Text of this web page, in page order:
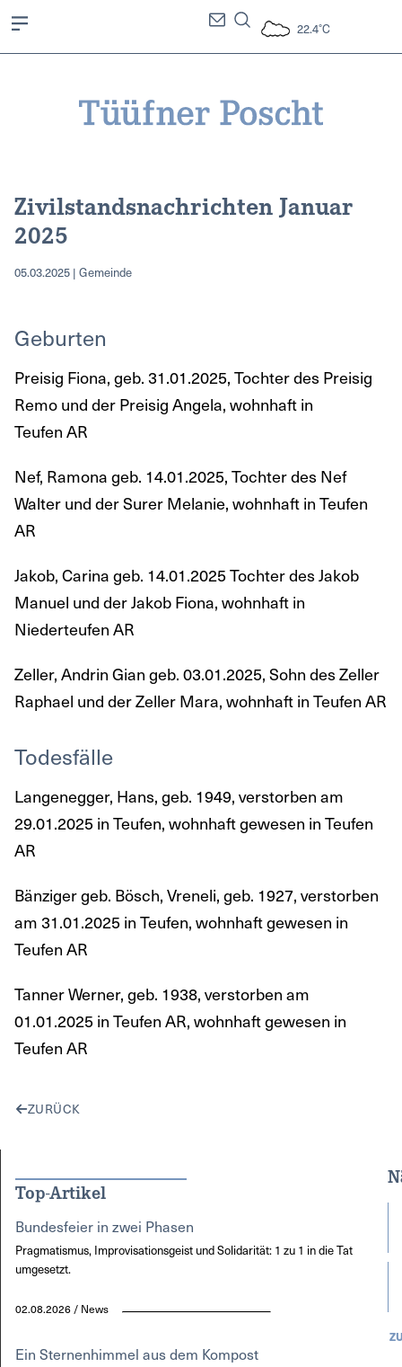
22.4°C
Zivilstandsnachrichten Januar
2025
05.03.2025 | Gemeinde
Geburten
Preisig Fiona, geb. 31.01.2025, Tochter des Preisig
Remo und der Preisig Angela, wohnhaft in
Teufen AR
Nef, Ramona geb. 14.01.2025, Tochter des Nef
Walter und der Surer Melanie, wohnhaft in Teufen
AR
Jakob, Carina geb. 14.01.2025 Tochter des Jakob
Manuel und der Jakob Fiona, wohnhaft in
Niederteufen AR
Zeller, Andrin Gian geb. 03.01.2025, Sohn des Zeller
Raphael und der Zeller Mara, wohnhaft in Teufen AR
Todesfälle
Langenegger, Hans, geb. 1949, verstorben am
29.01.2025 in Teufen, wohnhaft gewesen in Teufen
AR
Bänziger geb. Bösch, Vreneli, geb. 1927, verstorben
am 31.01.2025 in Teufen, wohnhaft gewesen in
Teufen AR
Tanner Werner, geb. 1938, verstorben am
01.01.2025 in Teufen AR, wohnhaft gewesen in
Teufen AR
ZURÜCK
Top-Artikel
Bundesfeier in zwei Phasen
Pragmatismus, Improvisationsgeist und Solidarität: 1 zu 1 in die Tat
umgesetzt.
02.08.2026 / News
Ein Sternenhimmel aus dem Kompost